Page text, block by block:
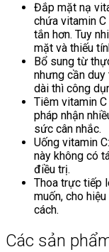
Đắp mặt nạ
chứa vitamin
tắn hơn. Tuy
mặt và thiếu
Bổ sung từ
nhưng cần
dài thì công
Tiêm vitamin
pháp nhận
sức cân nhắc.
Uống vitamin
này không có
điều trị.
Thoa trực tiếp
muốn, cho
cách.
Các sản